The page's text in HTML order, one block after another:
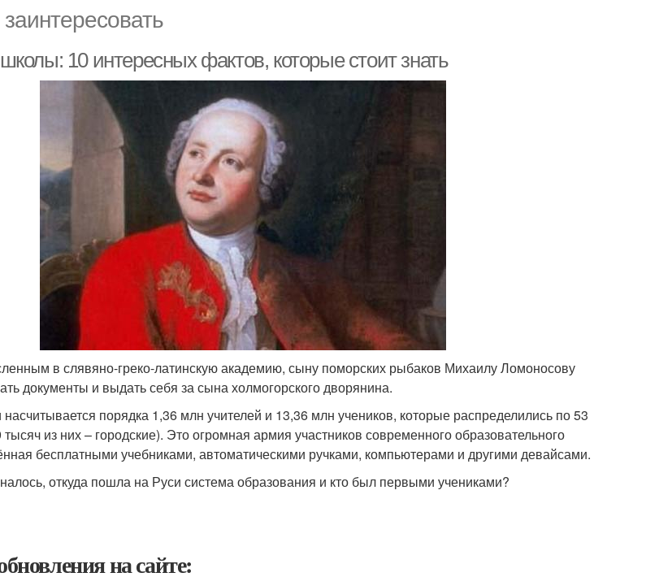
10 интересных фактов, которые стоит знать
в слявяно-греко-латинскую академию, сыну поморских рыбаков Михаилу Ломоносову
документы и выдать себя за сына холмогорского дворянина.
порядка 1,36 млн учителей и 13,36 млн учеников, которые распределились по 53
из них – городские). Это огромная армия участников современного образовательного
бесплатными учебниками, автоматическими ручками, компьютерами и другими девайсами.
откуда пошла на Руси система образования и кто был первыми учениками?
на сайте: